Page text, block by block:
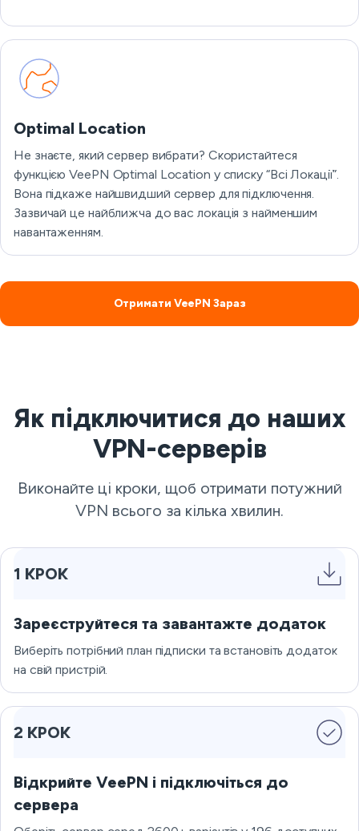
Optimal Location
Не знаєте, який сервер вибрати? Скористайтеся
функцією VeePN Optimal Location у списку “Всі Локації”.
Вона підкаже найшвидший сервер для підключення.
Зазвичай це найближча до вас локація з найменшим
навантаженням.
Отримати VeePN Зараз
Як підключитися до наших
VPN-серверів
Виконайте ці кроки, щоб отримати потужний
VPN всього за кілька хвилин.
1 КРОК
Зареєструйтеся та завантажте додаток
Виберіть потрібний план підписки та встановіть додаток
на свій пристрій.
2 КРОК
Відкрийте VeePN і підключіться до
сервера